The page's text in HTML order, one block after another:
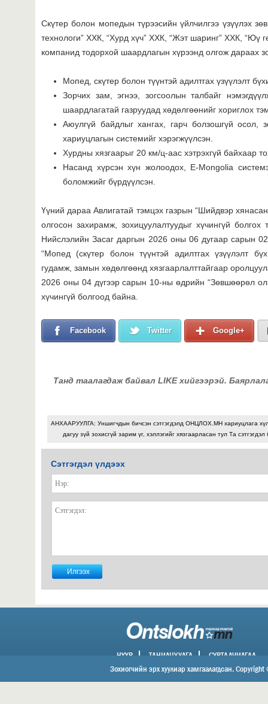
Скүтер болон мопедын түрээсийн үйлчилгээ үзүүлэх
технологи” ХХК, “Хурд хүч” ХХК, “Жэт шаринг” ХХК, “Юү
компанид тодорхой шаардлагын хүрээнд олгож дараах
Мопед, скүтер болон түүнтэй адилтгах үзүүлэлт
Зорчих зам, эгнээ, зогсоолын талбайг
шаардлагатай газруудад хөдөлгөөнийг хориглох
Аюулгүй байдлыг хангах, гарч болзошгүй осол,
хариуцлагын системийг хэрэгжүүлсэн.
Хурдны хязгаарыг 20 км/ц-аас хэтрэхгүй байхаар
Насанд хүрсэн хүн жолоодох, Е-Mongolia
боломжийг бүрдүүлсэн.
Үүний дараа Авлигатай тэмцэх газрын “Шийдвэр
олгосон захирамж, зохицуулалтуудыг хүчингүй болгох
Нийслэлийн Засаг даргын 2026 оны 06 дугаар сарын
“Мопед (скүтер болон түүнтэй адилтгах үзүүлэлт
гудамж, замын хөдөлгөөнд хязгаарлалттайгаар
2026 оны 04 дүгээр сарын 10-ны өдрийн “Зөвшөөрөл
хүчингүй болгоод байна.
Facebook Twitter Google+
Танд таалагдаж байвал LIKE хийгээрэй.
АНХААРУУЛГА: Уншигчдын бичсэн сэтгэгдэлд ОНЦЛОХ.МН хариуцлага
дагуу зүй зохисгүй зарим үг, хэллэгийг хязгаарласан тул Та
Сэтгэгдэл үлдээх
НҮҮР ТАНИЛЦУУЛГА СУРТАЛЧИЛГАА
ХОЛБОО БАРИХ
Зохиогчийн эрх хуулиар хамгаалагдсан.